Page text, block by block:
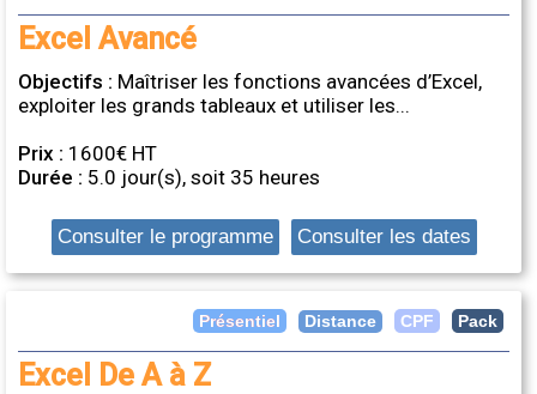
Excel Avancé
Objectifs : Maîtriser les fonctions avancées d’Excel,
exploiter les grands tableaux et utiliser les...
Prix : 1600€ HT
Durée : 5.0 jour(s), soit 35 heures
Consulter le programme Consulter les dates
Présentiel Distance CPF Pack
Excel De A à Z